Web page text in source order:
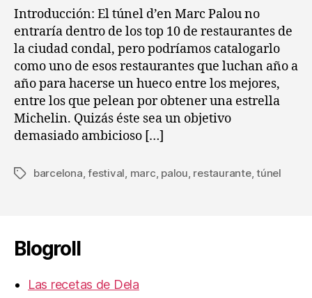
Restaurante
Túnel
d’en
Marc
Palou
Introducción: El túnel d’en Marc Palou no
entraría dentro de los top 10 de restaurantes de
la ciudad condal, pero podríamos catalogarlo
como uno de esos restaurantes que luchan año a
año para hacerse un hueco entre los mejores,
entre los que pelean por obtener una estrella
Michelin. Quizás éste sea un objetivo
demasiado ambicioso […]
Etiquetas
barcelona ,festival marc palou restaurante,túnel
Blogroll
Las recetas de Dela